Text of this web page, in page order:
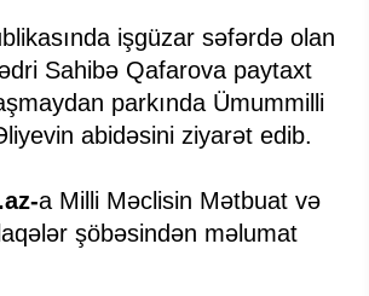
işgüzar səfərdə olan
Sahibə Qafarova paytaxt
parkında Ümummilli
abidəsini ziyarət edib.
a Milli Məclisin Mətbuat və
şöbəsindən məlumat